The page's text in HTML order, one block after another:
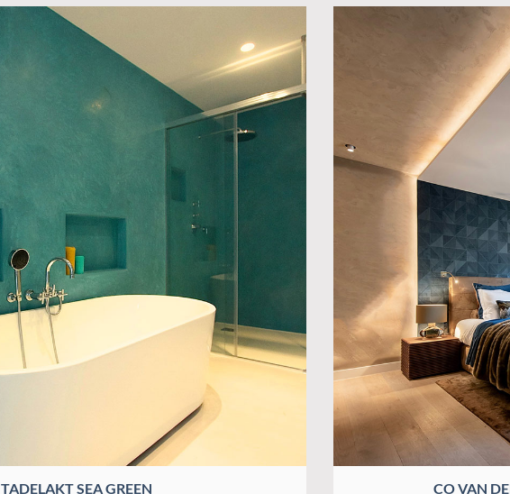
TADELAKT SEA GREEN CO VAN